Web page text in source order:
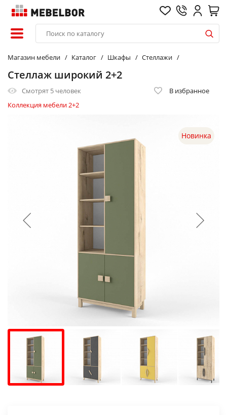
Магазин мебели Каталог Шкафы Стеллажи
Стеллаж широкий 2+2
Смотрят 5 человек
В избранное
Коллекция мебели 2+2
Новинка